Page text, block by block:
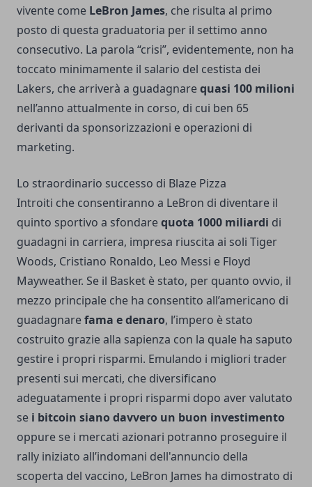
vivente come LeBron James, che risulta al primo
posto di questa graduatoria per il settimo anno
consecutivo. La parola “crisi”, evidentemente, non ha
toccato minimamente il salario del cestista dei
Lakers, che arriverà a guadagnarequasi 100 milioni
nell’anno attualmente in corso, di cui ben 65
derivanti da sponsorizzazioni e operazioni di
marketing.
Lo straordinario successo di Blaze Pizza
Introiti che consentiranno a LeBron di diventare il
quinto sportivo a sfondarequota 1000 miliardi di
guadagni in carriera, impresa riuscita ai soli Tiger
Woods, Cristiano Ronaldo, Leo Messi e Floyd
Mayweather. Se il Basket è stato, per quanto ovvio, il
mezzo principale che ha consentito all’americano di
guadagnarefama e denaro, l’impero è stato
costruito grazie alla sapienza con la quale ha saputo
gestire i propri risparmi. Emulando i migliori trader
presenti sui mercati, che diversificano
adeguatamente i propri risparmi dopo aver valutato
se i bitcoin siano davvero un buon investimento
oppure se i mercati azionari potranno proseguire il
rally iniziato all’indomani dell'annuncio della
scoperta del vaccino, LeBron James ha dimostrato di